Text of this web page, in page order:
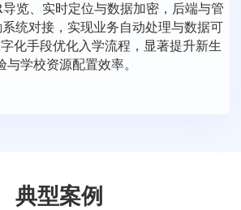
览、实时定位与数据加密，后端与管
统对接，实现业务自动处理与数据可
化手段优化入学流程，显著提升新生
与学校资源配置效率。
典型案例